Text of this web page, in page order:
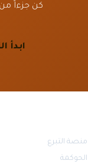
كن جزءاً من
ابدأ
منصة التبرع
الحوكمة